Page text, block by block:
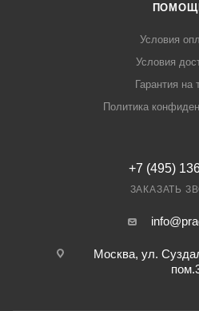
Условия
Условия
Гарантия на
Политика
+7 (495)
ЗАКАЗАТЬ
Москва, ул.